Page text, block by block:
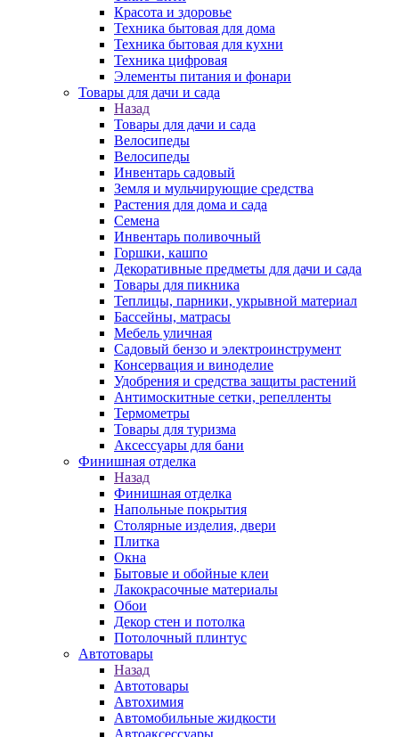
Красота и здоровье
Техника бытовая для дома
Техника бытовая для кухни
Техника цифровая
Элементы питания и фонари
Товары для дачи и сада
Назад
Товары для дачи и сада
Велосипеды
Велосипеды
Инвентарь садовый
Земля и мульчирующие средства
Растения для дома и сада
Семена
Инвентарь поливочный
Горшки, кашпо
Декоративные предметы для дачи и сада
Товары для пикника
Теплицы, парники, укрывной материал
Бассейны, матрасы
Мебель уличная
Садовый бензо и электроинструмент
Консервация и виноделие
Удобрения и средства защиты растений
Антимоскитные сетки, репелленты
Термометры
Товары для туризма
Аксессуары для бани
Финишная отделка
Назад
Финишная отделка
Напольные покрытия
Столярные изделия, двери
Плитка
Окна
Бытовые и обойные клеи
Лакокрасочные материалы
Обои
Декор стен и потолка
Потолочный плинтус
Автотовары
Назад
Автотовары
Автохимия
Автомобильные жидкости
Автоаксессуары